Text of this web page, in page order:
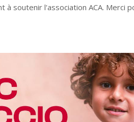
soutenir l'association ACA. Merci